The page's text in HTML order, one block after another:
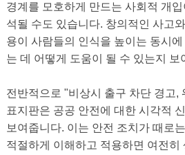
경계를 모호하게 만드는 사회적 개
석될 수도 있습니다. 창의적인 사고
용이 사람들의 인식을 높이는 동시
는 데 어떻게 도움이 될 수 있는지 보
전반적으로 "비상시 출구 차단 경고,
표지판은 공공 안전에 대한 시각적
보여줍니다. 이는 안전 조치가 때로
적절하게 이해하고 적용하면 여전히